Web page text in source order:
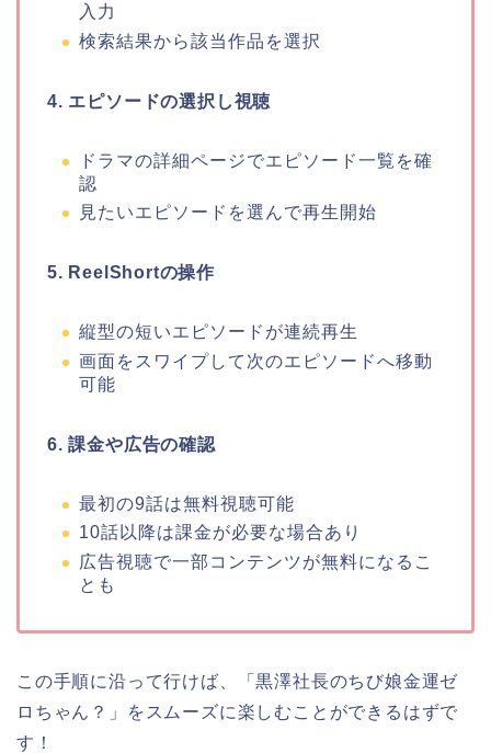
入力
検索結果から該当作品を選択
4. エピソードの選択し視聴
ドラマの詳細ページでエピソード一覧を確
認
見たいエピソードを選んで再生開始
5. ReelShortの操作
縦型の短いエピソードが連続再生
画面をスワイプして次のエピソードへ移動
可能
6. 課金や広告の確認
最初の9話は無料視聴可能
10話以降は課金が必要な場合あり
広告視聴で一部コンテンツが無料になるこ
とも
この手順に沿って行けば、
「黒澤社長のちび娘金運ゼ
ロちゃん？
」
をスムーズに楽しむことができるはずで
す！